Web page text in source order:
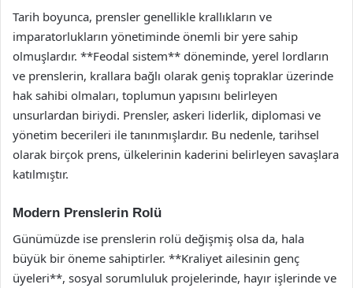
Tarih boyunca, prensler genellikle krallıkların ve
imparatorlukların yönetiminde önemli bir yere sahip
olmuşlardır. **Feodal sistem** döneminde, yerel lordların
ve prenslerin, krallara bağlı olarak geniş topraklar üzerinde
hak sahibi olmaları, toplumun yapısını belirleyen
unsurlardan biriydi. Prensler, askeri liderlik, diplomasi ve
yönetim becerileri ile tanınmışlardır. Bu nedenle, tarihsel
olarak birçok prens, ülkelerinin kaderini belirleyen savaşlara
katılmıştır.
Modern Prenslerin Rolü
Günümüzde ise prenslerin rolü değişmiş olsa da, hala
büyük bir öneme sahiptirler. **Kraliyet ailesinin genç
üyeleri**, sosyal sorumluluk projelerinde, hayır işlerinde ve